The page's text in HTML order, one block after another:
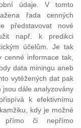
údaje. V tomto
řada cenných
představovat nové
např. k predikci
účelům. Je tak
informace tak,
data miningu aneb
vytěžených dat pak
jsou dále analyzovány
k efektivnímu
kdy je možné
přímo či nepřímo